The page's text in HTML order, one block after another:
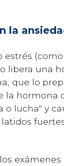
la
estrés
libera una
que lo
la hormona
o lucha" y